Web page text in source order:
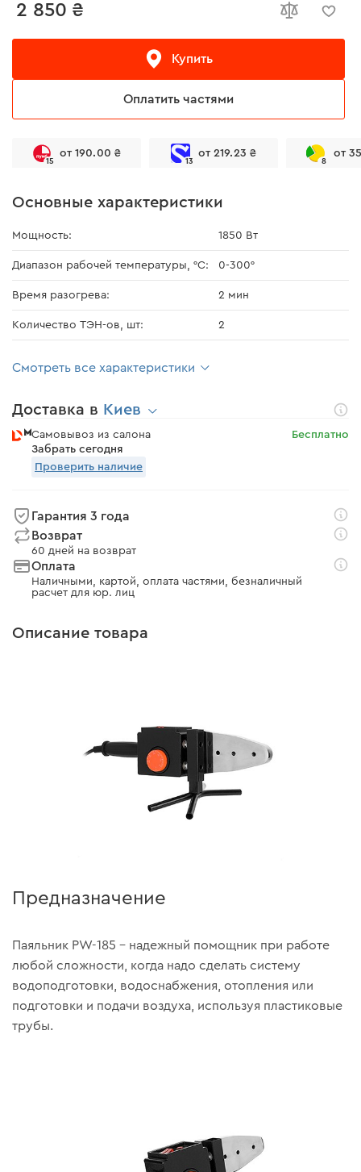
2 850 ₴
Купить
Оплатить частями
15
от 190.00 ₴
13
от 219.23 ₴
8
от
Основные характеристики
Мощность: 1850 Вт
Диапазон рабочей температуры, °С: 0-300°
Время разогрева: 2 мин
Количество ТЭН-ов, шт: 2
Смотреть все характеристики
Доставка в Киев
Самовывоз из салона
Забрать сегодня
Бесплатно
Проверить наличие
Гарантия 3 года
Возврат
60 дней на возврат
Оплата
Наличными, картой, оплата частями, безналичный
расчет для юр. лиц
Описание товара
Предназначение
Паяльник PW-185 – надежный помощник при работе
любой сложности, когда надо сделать систему
водоподготовки, водоснабжения, отопления или
подготовки и подачи воздуха, используя пластиковые
трубы.